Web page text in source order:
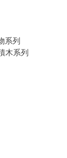
系列
木系列